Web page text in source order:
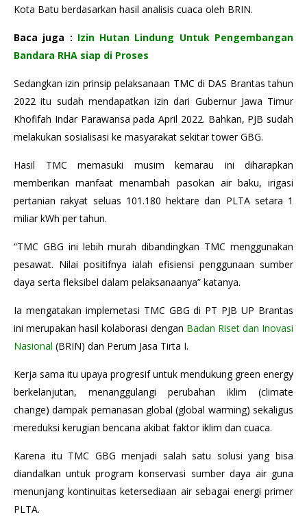
Kota Batu berdasarkan hasil analisis cuaca oleh BRIN.
Baca juga : Izin Hutan Lindung Untuk Pengembangan
Bandara RHA siap di Proses
Sedangkan izin prinsip pelaksanaan TMC di DAS Brantas tahun
2022 itu sudah mendapatkan izin dari Gubernur Jawa Timur
Khofifah Indar Parawansa pada April 2022. Bahkan, PJB sudah
melakukan sosialisasi ke masyarakat sekitar tower GBG.
Hasil TMC memasuki musim kemarau ini diharapkan
memberikan manfaat menambah pasokan air baku, irigasi
pertanian rakyat seluas 101.180 hektare dan PLTA setara 1
miliar kWh per tahun.
“TMC GBG ini lebih murah dibandingkan TMC menggunakan
pesawat. Nilai positifnya ialah efisiensi penggunaan sumber
daya serta fleksibel dalam pelaksanaanya” katanya.
Ia mengatakan implemetasi TMC GBG di PT PJB UP Brantas
ini merupakan hasil kolaborasi dengan Badan Riset dan Inovasi
Nasional (BRIN) dan Perum Jasa Tirta I.
Kerja sama itu upaya progresif untuk mendukung green energy
berkelanjutan, menanggulangi perubahan iklim (climate
change) dampak pemanasan global (global warming) sekaligus
mereduksi kerugian bencana akibat faktor iklim dan cuaca.
Karena itu TMC GBG menjadi salah satu solusi yang bisa
diandalkan untuk program konservasi sumber daya air guna
menunjang kontinuitas ketersediaan air sebagai energi primer
PLTA.